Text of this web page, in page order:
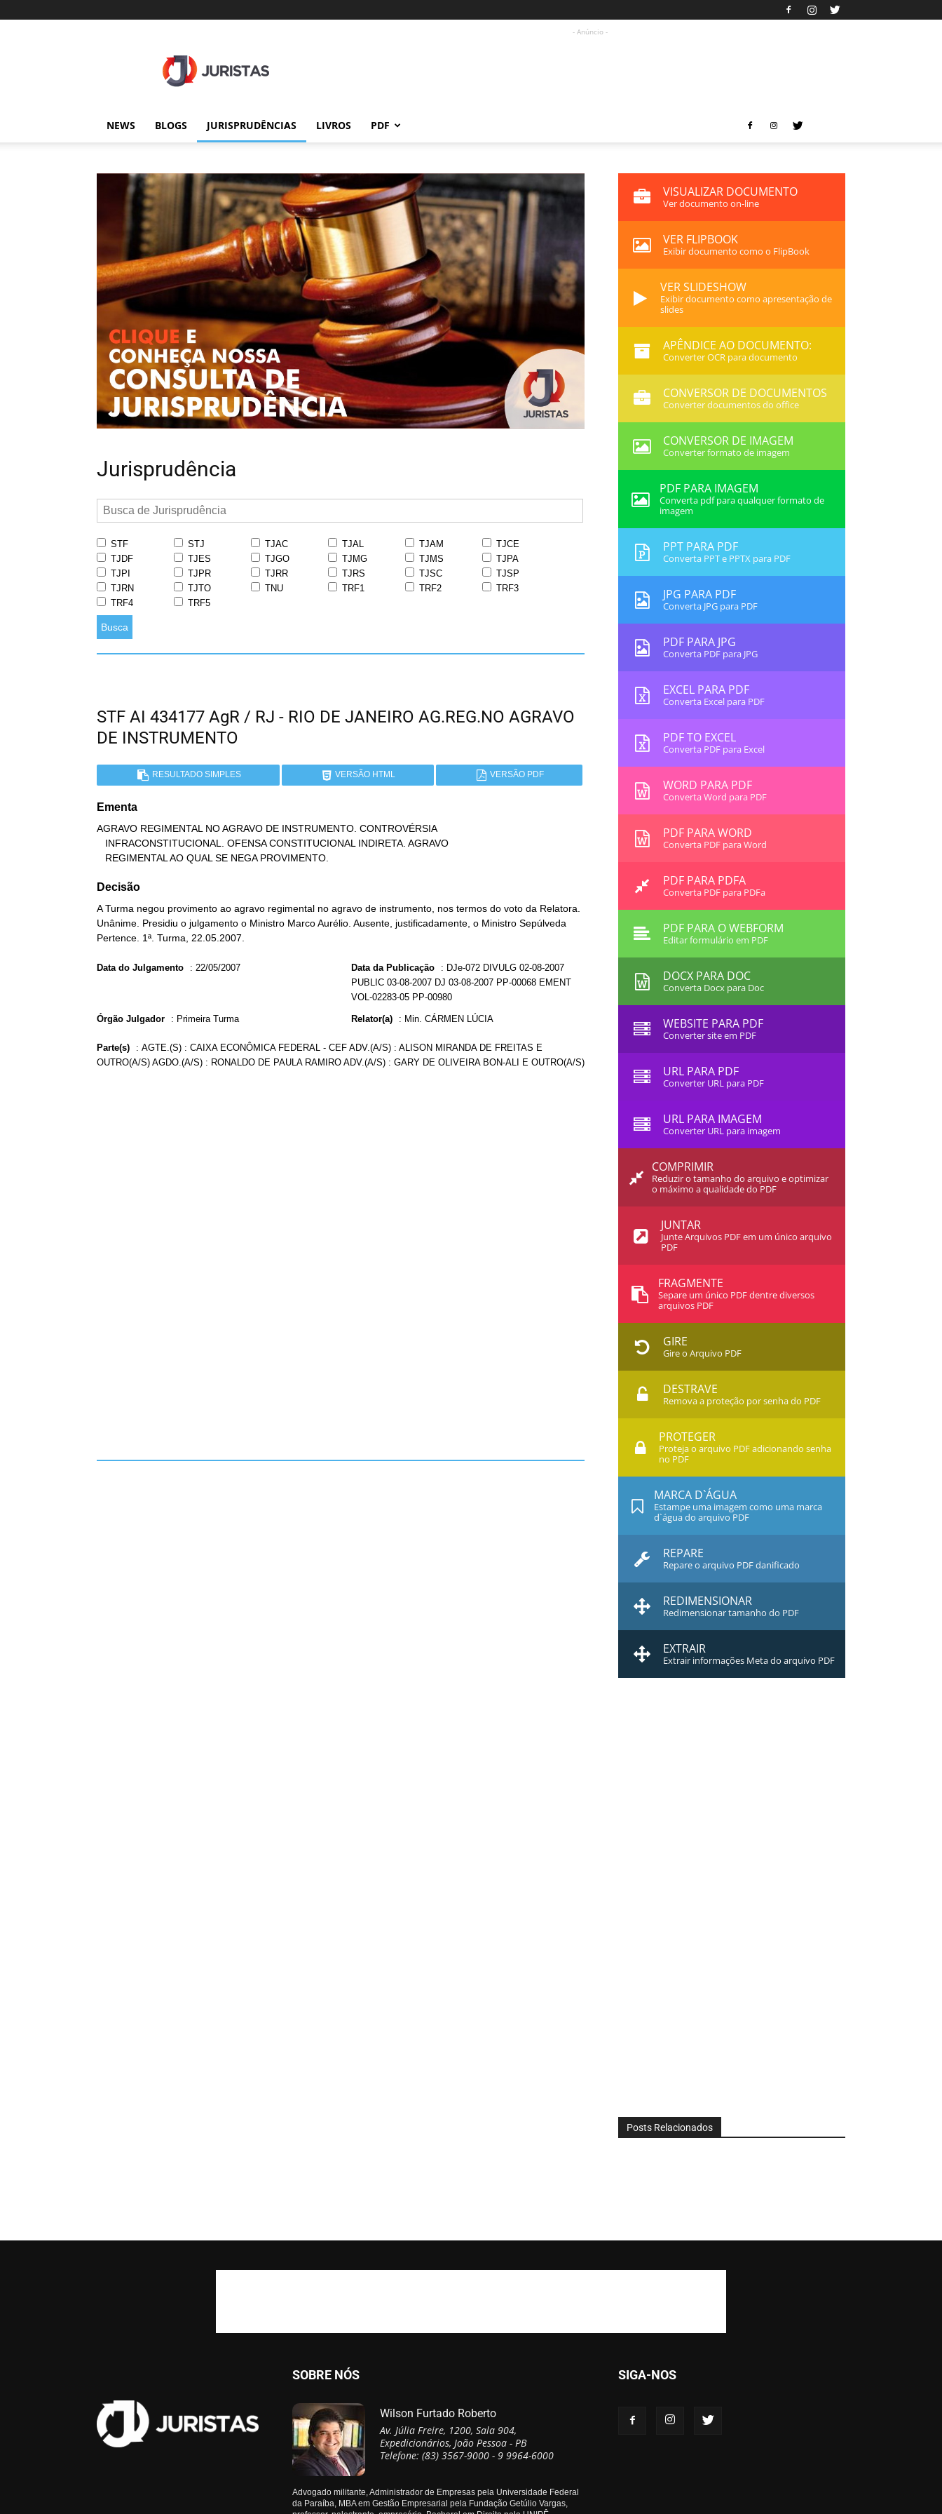
- Anúncio -
NEWS BLOGS JURISPRUDÊNCIAS LIVROS PDF
Jurisprudência
STF STJ TJAC TJAL TJAM
TJCE
TJDF
TJES TJGO TJMG TJMS
TJPA
TJPI
TJPR TJRR TJRS TJSC
TJSP
TJRN
TJTO TNU TRF1 TRF2
TRF3
TRF4
TRF5
Busca
STF AI 434177 AgR / RJ - RIO DE JANEIRO AG.REG.NO AGRAVO
DE INSTRUMENTO
RESULTADO SIMPLES VERSÃO HTML VERSÃO PDF
Ementa
AGRAVO REGIMENTAL NO AGRAVO DE INSTRUMENTO. CONTROVÉRSIA
   REGIMENTAL AO QUAL SE NEGA PROVIMENTO.
Decisão
A Turma negou provimento ao agravo regimental no agravo de instrumento, nos termos do voto da Relatora.
Unânime. Presidiu o julgamento o Ministro Marco Aurélio. Ausente, justificadamente, o Ministro Sepúlveda
Pertence. 1ª. Turma, 22.05.2007.
Data do Julgamento : 22/05/2007 Data da Publicação : DJe-072 DIVULG 02-08-2007
PUBLIC 03-08-2007 DJ 03-08-2007 PP-00068 EMENT
VOL-02283-05 PP-00980
Órgão Julgador : Primeira Turma Relator(a) : Min. CÁRMEN LÚCIA
Parte(s) : AGTE.(S) : CAIXA ECONÔMICA FEDERAL - CEF ADV.(A/S) : ALISON MIRANDA DE FREITAS E
OUTRO(A/S) AGDO.(A/S) : RONALDO DE PAULA RAMIRO ADV.(A/S) : GARY DE OLIVEIRA BON-ALI E OUTRO(A/S)
VISUALIZAR DOCUMENTO
Ver documento on-line
VER FLIPBOOK
Exibir documento como o FlipBook
VER SLIDESHOW
Exibir documento como apresentação de
slides
APÊNDICE AO DOCUMENTO:
Converter OCR para documento
CONVERSOR DE DOCUMENTOS
Converter documentos do office
CONVERSOR DE IMAGEM
Converter formato de imagem
PDF PARA IMAGEM
Converta pdf para qualquer formato de
imagem
PPT PARA PDF
Converta PPT e PPTX para PDF
JPG PARA PDF
Converta JPG para PDF
PDF PARA JPG
Converta PDF para JPG
EXCEL PARA PDF
Converta Excel para PDF
PDF TO EXCEL
Converta PDF para Excel
WORD PARA PDF
Converta Word para PDF
PDF PARA WORD
Converta PDF para Word
PDF PARA PDFA
Converta PDF para PDFa
PDF PARA O WEBFORM
Editar formulário em PDF
DOCX PARA DOC
Converta Docx para Doc
WEBSITE PARA PDF
Converter site em PDF
URL PARA PDF
Converter URL para PDF
URL PARA IMAGEM
Converter URL para imagem
COMPRIMIR
Reduzir o tamanho do arquivo e optimizar
o máximo a qualidade do PDF
JUNTAR
Junte Arquivos PDF em um único arquivo
PDF
FRAGMENTE
Separe um único PDF dentre diversos
arquivos PDF
GIRE
Gire o Arquivo PDF
DESTRAVE
Remova a proteção por senha do PDF
PROTEGER
Proteja o arquivo PDF adicionando senha
no PDF
MARCA D`ÁGUA
Estampe uma imagem como uma marca
d`água do arquivo PDF
REPARE
Repare o arquivo PDF danificado
REDIMENSIONAR
Redimensionar tamanho do PDF
EXTRAIR
Extrair informações Meta do arquivo PDF
Posts Relacionados
SOBRE NÓS
Wilson Furtado Roberto
Av. Júlia Freire, 1200, Sala 904,
Expedicionários, João Pessoa - PB
Telefone: (83) 3567-9000 - 9 9964-6000
Advogado militante, Administrador de Empresas pela Universidade Federal
da Paraíba, MBA em Gestão Empresarial pela Fundação Getúlio Vargas,
SIGA-NOS